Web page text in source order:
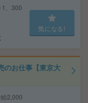
1、300
気になる!
のお仕事【東京大
2,000